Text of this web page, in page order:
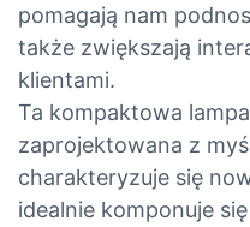
pomagają nam
także zwiększają
klientami.
Ta kompaktowa
zaprojektowana z
charakteryzuje się
idealnie komponuje